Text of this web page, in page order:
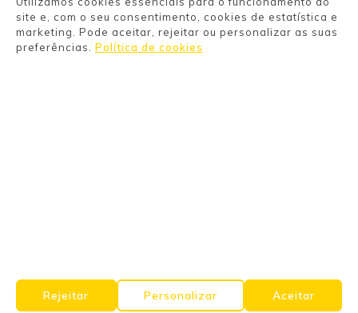
Su Cuenta 
Powered By
site e, com o seu consentimento, cookies de estatística e
marketing. Pode aceitar, rejeitar ou personalizar as suas
preferências. Política de cookies
Rejeitar Personalizar Aceitar